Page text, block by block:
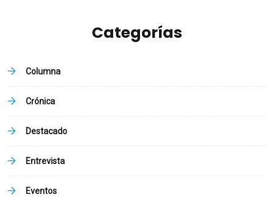
Categorías
Columna
Crónica
Destacado
Entrevista
Eventos